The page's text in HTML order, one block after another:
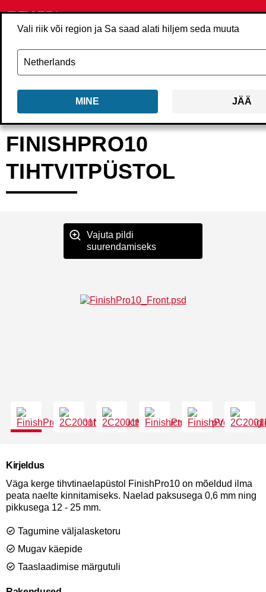
Vali riik või region ja Sa saad alati hiljem seda muuta
MINE JÄÄ
Tööriistad Liistunaelapüstolid ja
FINISHPRO10
TIHTVITPÜSTOL
Vajuta pildi
suurendamiseks
Kirjeldus
Väga kerge tihvtinaelapüstol FinishPro10 on mõeldud ilma
peata naelte kinnitamiseks. Naelad paksusega 0,6 mm ning
pikkusega 12 - 25 mm.
Tagumine väljalasketoru
Mugav käepide
Taaslaadimise märgutuli